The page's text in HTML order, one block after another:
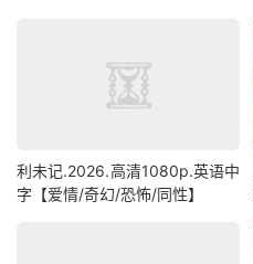
利未记.2026.高清1080p.英语中
字【爱情/奇幻/恐怖/同性】